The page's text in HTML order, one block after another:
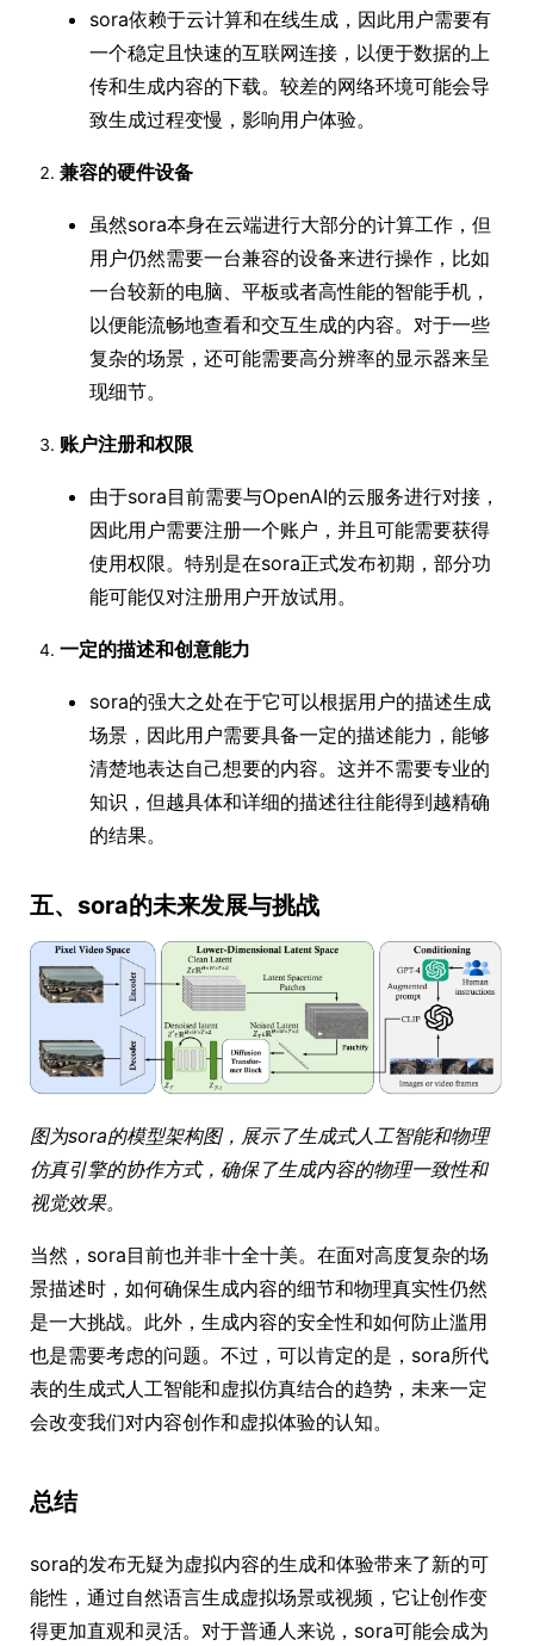
sora依赖于云计算和在线生成，因此用户需要有
一个稳定且快速的互联网连接，以便于数据的上
传和生成内容的下载。较差的网络环境可能会导
致生成过程变慢，影响用户体验。
兼容的硬件设备
虽然sora本身在云端进行大部分的计算工作，但
用户仍然需要一台兼容的设备来进行操作，比如
一台较新的电脑、平板或者高性能的智能手机，
以便能流畅地查看和交互生成的内容。对于一些
复杂的场景，还可能需要高分辨率的显示器来呈
现细节。
账户注册和权限
由于sora目前需要与OpenAI的云服务进行对接，
因此用户需要注册一个账户，并且可能需要获得
使用权限。特别是在sora正式发布初期，部分功
能可能仅对注册用户开放试用。
一定的描述和创意能力
sora的强大之处在于它可以根据用户的描述生成
场景，因此用户需要具备一定的描述能力，能够
清楚地表达自己想要的内容。这并不需要专业的
知识，但越具体和详细的描述往往能得到越精确
的结果。
五、sora的未来发展与挑战
图为sora的模型架构图，展示了生成式人工智能和物理
仿真引擎的协作方式，确保了生成内容的物理一致性和
视觉效果。
当然，sora目前也并非十全十美。在面对高度复杂的场
景描述时，如何确保生成内容的细节和物理真实性仍然
是一大挑战。此外，生成内容的安全性和如何防止滥用
也是需要考虑的问题。不过，可以肯定的是，sora所代
表的生成式人工智能和虚拟仿真结合的趋势，未来一定
会改变我们对内容创作和虚拟体验的认知。
总结
sora的发布无疑为虚拟内容的生成和体验带来了新的可
能性，通过自然语言生成虚拟场景或视频，它让创作变
得更加直观和灵活。对于普通人来说，sora可能会成为